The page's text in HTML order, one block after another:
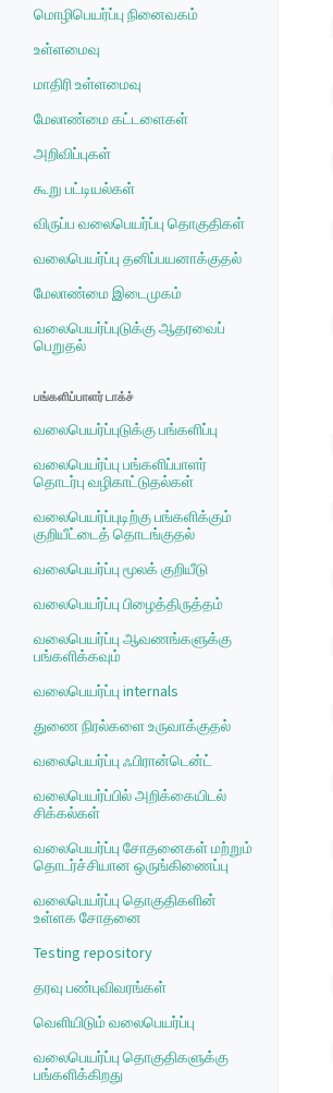
மொழிபெயர்ப்பு நினைவகம்
உள்ளமைவு
மாதிரி உள்ளமைவு
மேலாண்மை கட்டளைகள்
அறிவிப்புகள்
கூறு பட்டியல்கள்
விருப்ப வலைபெயர்ப்பு தொகுதிகள்
வலைபெயர்ப்பு தனிப்பயனாக்குதல்
மேலாண்மை இடைமுகம்
வலைபெயர்ப்புடுக்கு ஆதரவைப்
பெறுதல்
பங்களிப்பாளர் டாக்ச்
வலைபெயர்ப்புடுக்கு பங்களிப்பு
வலைபெயர்ப்பு பங்களிப்பாளர்
தொடர்பு வழிகாட்டுதல்கள்
வலைபெயர்ப்புடிற்கு பங்களிக்கும்
குறியீட்டைத் தொடங்குதல்
வலைபெயர்ப்பு மூலக் குறியீடு
வலைபெயர்ப்பு பிழைத்திருத்தம்
வலைபெயர்ப்பு ஆவணங்களுக்கு
பங்களிக்கவும்
வலைபெயர்ப்பு internals
துணை நிரல்களை உருவாக்குதல்
வலைபெயர்ப்பு ஃபிரான்டென்ட்
வலைபெயர்ப்பில் அறிக்கையிடல்
சிக்கல்கள்
வலைபெயர்ப்பு சோதனைகள் மற்றும்
தொடர்ச்சியான ஒருங்கிணைப்பு
வலைபெயர்ப்பு தொகுதிகளின்
உள்ளக சோதனை
Testing repository
தரவு பண்புவிவரங்கள்
வெளியிடும் வலைபெயர்ப்பு
வலைபெயர்ப்பு தொகுதிகளுக்கு
பங்களிக்கிறது